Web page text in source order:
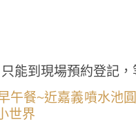
能到現場預約登記